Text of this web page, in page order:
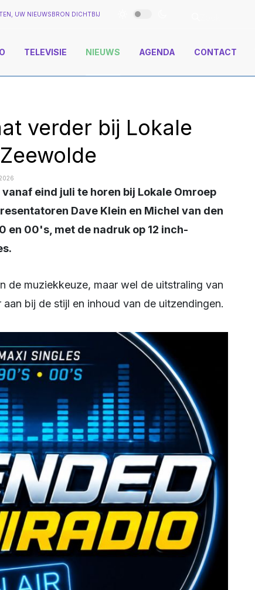
UW NIEUWSBRON DICHTBIJ
TELEVISIE NIEUWS AGENDA CONTACT
verder bij Lokale
Dave Klein en Michel van den
en 00's, met de nadruk op 12 inch-
bij de stijl en inhoud van de uitzendingen.